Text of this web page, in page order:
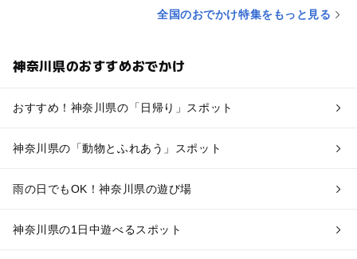
全国のおでかけ特集をもっと見る
神奈川県のおすすめおでかけ
おすすめ！神奈川県の「日帰り」スポット
神奈川県の「動物とふれあう」スポット
雨の日でもOK！神奈川県の遊び場
神奈川県の1日中遊べるスポット